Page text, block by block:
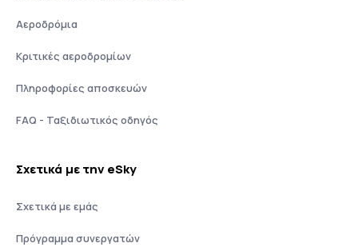
Αεροδρόμια
Κριτικές αεροδρομίων
Πληροφορίες αποσκευών
FAQ - Ταξιδιωτικός οδηγός
Σχετικά με την eSky
Σχετικά με εμάς
Πρόγραμμα συνεργατών